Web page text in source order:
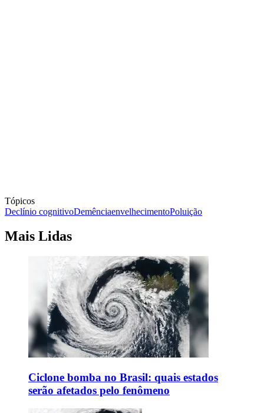
Tópicos
Declínio cognitivoDemênciaenvelhecimentoPoluição
Mais Lidas
Ciclone bomba no Brasil: quais estados
serão afetados pelo fenômeno